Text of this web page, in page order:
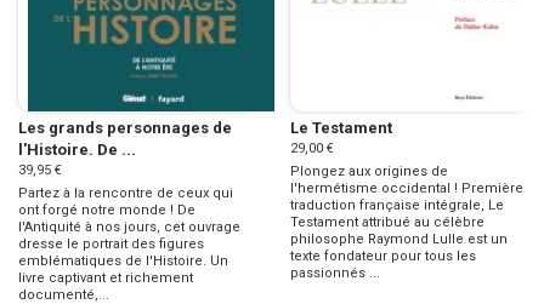
Les grands personnages de
l'Histoire. De ...
39,95 €
Partez à la rencontre de ceux qui
ont forgé notre monde ! De
l'Antiquité à nos jours, cet ouvrage
dresse le portrait des figures
emblématiques de l'Histoire. Un
livre captivant et richement
documenté,...
Le Testament
29,00 €
Plongez aux origines de
l'hermétisme occidental ! Première
traduction française intégrale, Le
Testament attribué au célèbre
philosophe Raymond Lulle est un
texte fondateur pour tous les
passionnés ...